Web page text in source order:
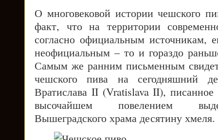
О многовековой истории чешского
факт, что на территории
согласно официальным источникам,
неофициальным – то и гораздо
Самым же ранним письменным
чешского пива на сегодняшний
Вратислава II (Vratislava II),
высочайшем повелением
Вышеградского храма десятину хмеля.